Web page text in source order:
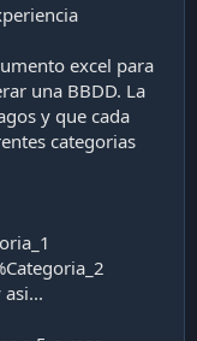
excel para
una BBDD. La
y que cada
categorias